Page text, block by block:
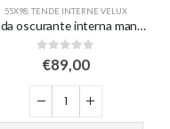
55X98 TENDE INTERNE VELUX
Tenda oscurante interna manuale a rullo – blu scuro – per finestre misura C04/6
Su 5
€89,00